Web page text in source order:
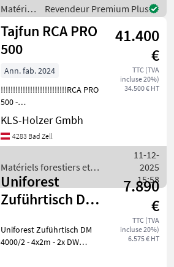
Arbeiten unerlässlich sind
ausgestattet. Die Maschine
verf
Matériels
forestiers
et
matériels
pour le
travail
Hakki
Pilke
Revendeur Premium Plus
Tajfun RCA PRO
500
41.400
€
TTC (TVA
incluse 20%)
34.500 € HT
Ann. fab. 2024
!!!!!!!!!!!!!!!!!!!!!!!!!!!RCA PRO
500 -
Vorführmaschine!!!!!!!!!!!!!!!!!!!!!!!!!!!!!!
RCA PRO 500 -
Vorführmaschine! -5 bis
Spaltkraf
KLS-Holzer Gmbh
4283 Bad Zell
Matériels forestiers et
matériels pour le travail du
bois / Tajfun
11-12-
2025
15:58
Uniforest
Zuführtisch DM
Sägespaltautomaten
7.890
€
TTC (TVA
incluse 20%)
6.575 € HT
Uniforest Zuführtisch DM
4000/2 - 4x2m - 2x DW